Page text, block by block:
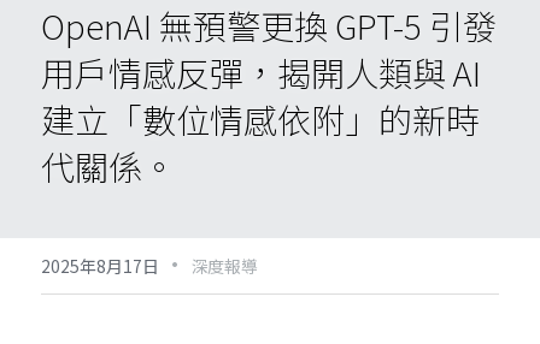
OpenAI 無預警更換 GPT-5 引發
用戶情感反彈，揭開人類與 AI
建立「數位情感依附」的新時
代關係。
2025年8月17日 · 深度報導